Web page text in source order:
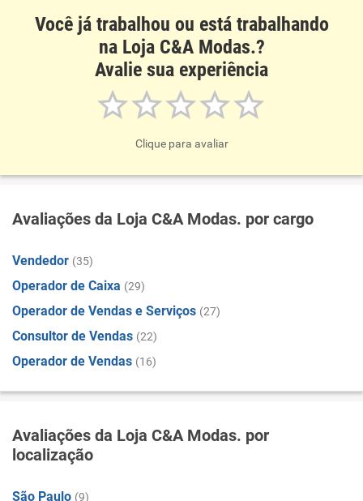
Você já trabalhou ou está trabalhando
na Loja C&A Modas.?
Avalie sua experiência
Clique para avaliar
Avaliações da Loja C&A Modas. por cargo
Vendedor (35)
Operador de Caixa (29)
Operador de Vendas e Serviços (27)
Consultor de Vendas (22)
Operador de Vendas (16)
Avaliações da Loja C&A Modas. por
localização
São Paulo (9)